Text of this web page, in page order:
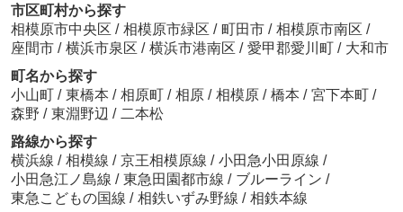
市区町村から探す
相模原市中央区 / 相模原市緑区 / 町田市 / 相模原市南区 /
座間市 / 横浜市泉区 / 横浜市港南区 / 愛甲郡愛川町 / 大和市
町名から探す
小山町 / 東橋本 / 相原町 / 相原 / 相模原 / 橋本 / 宮下本町 /
森野 / 東淵野辺 / 二本松
路線から探す
横浜線 / 相模線 / 京王相模原線 / 小田急小田原線 /
小田急江ノ島線 / 東急田園都市線 / ブルーライン /
東急こどもの国線 / 相鉄いずみ野線 / 相鉄本線